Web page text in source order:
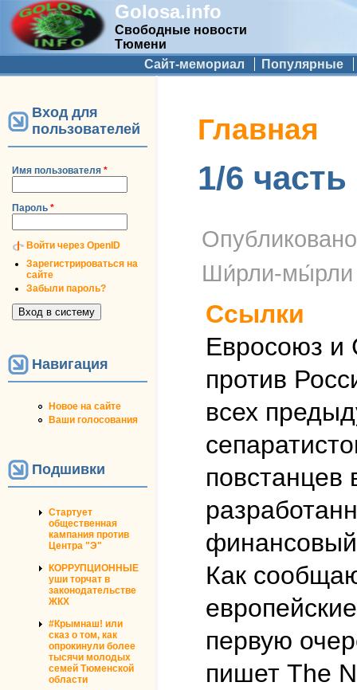
Golosa.info
Свободные новости
Тюмени
Дополнительное меню
Сайт-мемориал Популярные
Вход для
пользователей
Имя пользователя *
Пароль *
Войти через OpenID
Зарегистрироваться на
сайте
Забыли пароль?
Навигация
Новое на сайте
Ваши голосования
Подшивки
Стартует
общественная
кампания против
Центра "Э"
КОРРУПЦИОННЫЕ
уши торчат в
законодательстве
ЖКХ
#Крымнаш! или
сказ о том, как
опрокинули более
тысячи молодых
семей Тюменской
области
Вы здесь
Главная
1/6
Ши́рли-мы́рли
Ссылки
Евросоюз и
против
всех
повстанцев
финансовый
Как
первую
пишет The